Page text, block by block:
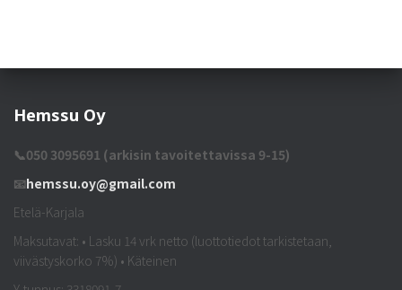
Hemssu Oy
📞050 3095691 (arkisin tavoitettavissa 9-15)
📧hemssu.oy@gmail.com
Etelä-Karjala
Maksutavat: • Lasku 14 vrk netto (luottotiedot tarkistetaan,
viivästyskorko 7%) • Käteinen